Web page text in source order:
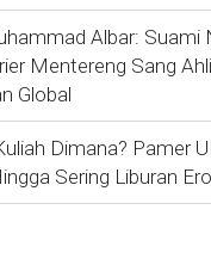
Albar: Suami
Mentereng Sang
Global
Dimana? Pamer
Sering Liburan